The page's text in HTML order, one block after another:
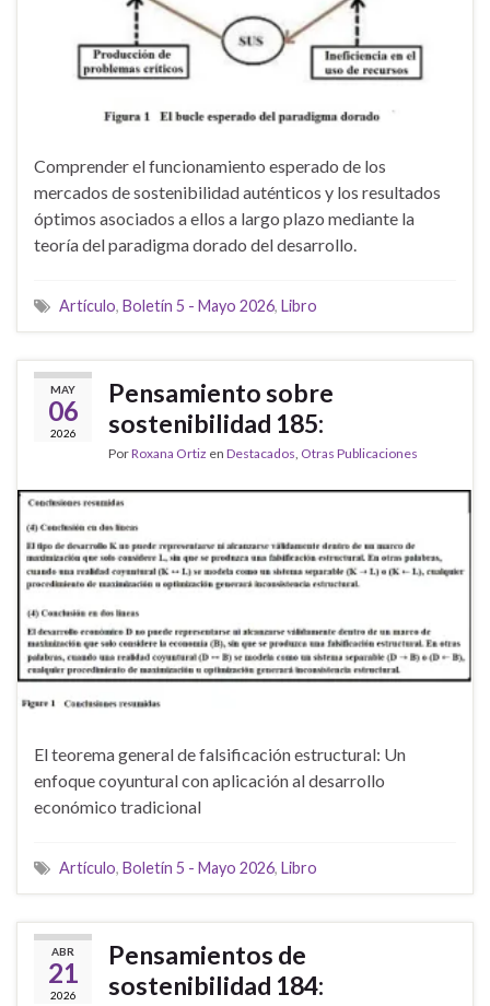
Comprender el funcionamiento esperado de los
mercados de sostenibilidad auténticos y los resultados
óptimos asociados a ellos a largo plazo mediante la
teoría del paradigma dorado del desarrollo.
Artículo, Boletín 5 - Mayo 2026, Libro
MAY
06
2026
Pensamiento sobre
sostenibilidad 185:
PorRoxana Ortiz en Destacados Otras Publicaciones
El teorema general de falsificación estructural: Un
enfoque coyuntural con aplicación al desarrollo
económico tradicional
Artículo, Boletín 5 - Mayo 2026, Libro
ABR
21
2026
Pensamientos de
sostenibilidad 184: